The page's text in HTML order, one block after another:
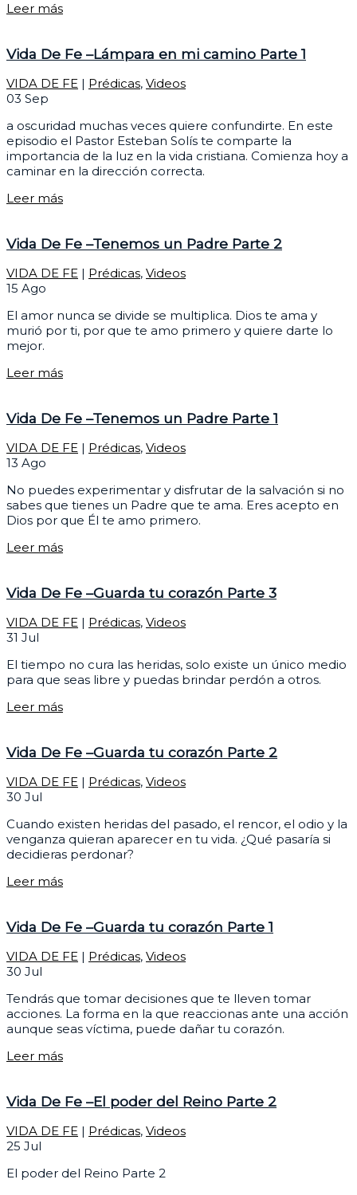
Leer más
Vida De Fe –Lámpara en mi camino Parte 1
VIDA DE FE | Prédicas, Videos
03 Sep
a oscuridad muchas veces quiere confundirte. En este
episodio el Pastor Esteban Solís te comparte la
importancia de la luz en la vida cristiana. Comienza hoy a
caminar en la dirección correcta.
Leer más
Vida De Fe –Tenemos un Padre Parte 2
VIDA DE FE | Prédicas, Videos
15 Ago
El amor nunca se divide se multiplica. Dios te ama y
murió por ti, por que te amo primero y quiere darte lo
mejor.
Leer más
Vida De Fe –Tenemos un Padre Parte 1
VIDA DE FE | Prédicas, Videos
13 Ago
No puedes experimentar y disfrutar de la salvación si no
sabes que tienes un Padre que te ama. Eres acepto en
Dios por que Él te amo primero.
Leer más
Vida De Fe –Guarda tu corazón Parte 3
VIDA DE FE | Prédicas, Videos
31 Jul
El tiempo no cura las heridas, solo existe un único medio
para que seas libre y puedas brindar perdón a otros.
Leer más
Vida De Fe –Guarda tu corazón Parte 2
VIDA DE FE | Prédicas, Videos
30 Jul
Cuando existen heridas del pasado, el rencor, el odio y la
venganza quieran aparecer en tu vida. ¿Qué pasaría si
decidieras perdonar?
Leer más
Vida De Fe –Guarda tu corazón Parte 1
VIDA DE FE | Prédicas, Videos
30 Jul
Tendrás que tomar decisiones que te lleven tomar
acciones. La forma en la que reaccionas ante una acción
aunque seas víctima, puede dañar tu corazón.
Leer más
Vida De Fe –El poder del Reino Parte 2
VIDA DE FE | Prédicas, Videos
25 Jul
El poder del Reino Parte 2